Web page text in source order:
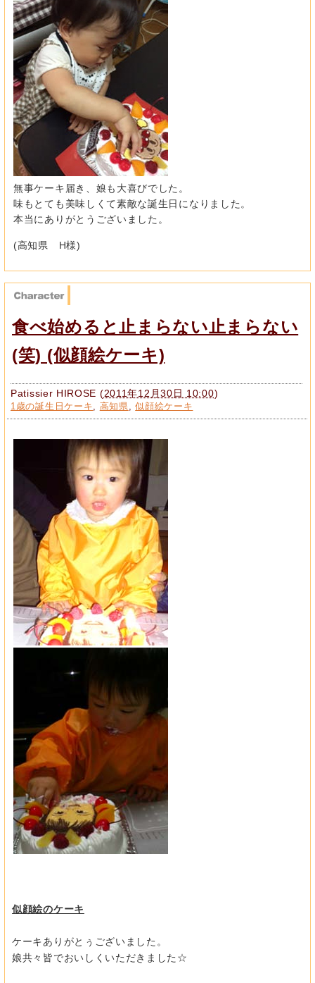
無事ケーキ届き、娘も大喜びでした。
味もとても美味しくて素敵な誕生日になりました。
本当にありがとうございました。
(高知県 H様)
食べ始めると止まらない止まらない
(笑) (似顔絵ケーキ)
Patissier HIROSE (2011年12月30日 10:00)
1歳の誕生日ケーキ 高知県 ,似顔絵ケーキ
似顔絵のケーキ
ケーキありがとぅございました。
娘共々皆でおいしくいただきました☆